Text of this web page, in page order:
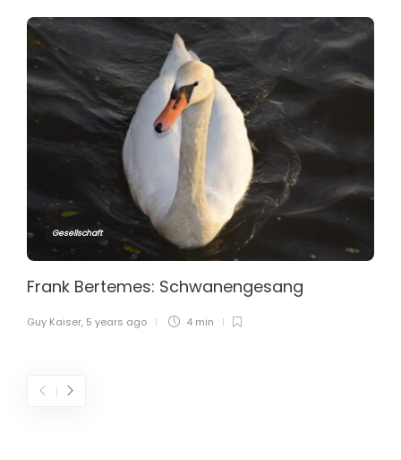
Gesellschaft
Frank Bertemes: Schwanengesang
Guy Kaiser, 5 years ago 4 min